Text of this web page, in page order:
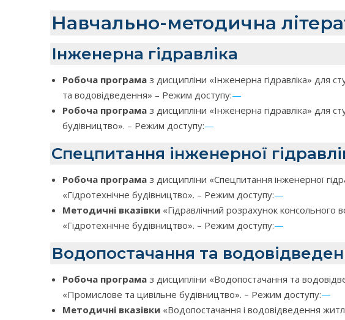
Навчально-методична
Інженерна гідравліка
Робоча програма з дисципліни «Інженерна гідравліка» для
та водовідведення» – Режим доступу:—
Робоча програма з дисципліни «Інженерна гідравліка» для
будівництво». – Режим доступу:—
Спецпитання інженерної
Робоча програма з дисципліни «Спецпитання інженерної
«Гідротехнічне будівництво». – Режим доступу:—
Методичні вказівки «Гідравлічний розрахунок консольного
«Гідротехнічне будівництво». – Режим доступу:—
Водопостачання та
Робоча програма з дисципліни «Водопостачання та
«Промислове та цивільне будівництво». – Режим доступу:—
Методичні вказівки «Водопостачання і водовідведення